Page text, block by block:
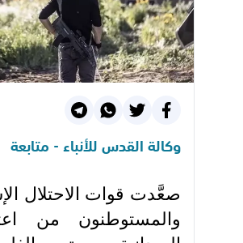
وكالة القدس للأنباء - متابعة
صعَّدت قوات الاحتلال
والمستوطنون من